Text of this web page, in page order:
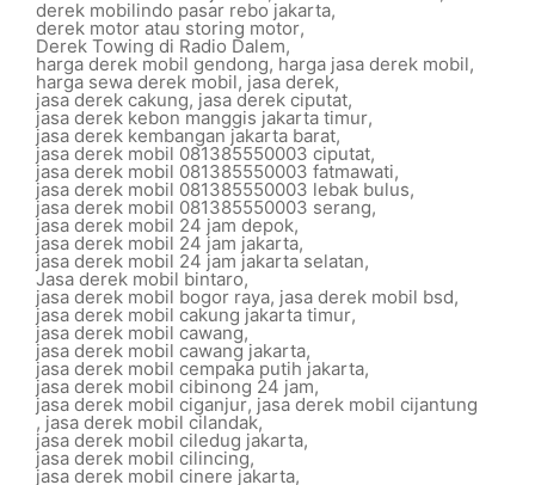
derek mobilindo pasar rebo jakarta,
derek motor atau storing motor,
Derek Towing di Radio Dalem,
harga derek mobil gendong, harga jasa derek mobil,
harga sewa derek mobil, jasa derek,
jasa derek cakung, jasa derek ciputat,
jasa derek kebon manggis jakarta timur,
jasa derek kembangan jakarta barat,
jasa derek mobil 081385550003 ciputat,
jasa derek mobil 081385550003 fatmawati,
jasa derek mobil 081385550003 lebak bulus,
jasa derek mobil 081385550003 serang,
jasa derek mobil 24 jam depok,
jasa derek mobil 24 jam jakarta,
jasa derek mobil 24 jam jakarta selatan,
Jasa derek mobil bintaro,
jasa derek mobil bogor raya, jasa derek mobil bsd,
jasa derek mobil cakung jakarta timur,
jasa derek mobil cawang,
jasa derek mobil cawang jakarta,
jasa derek mobil cempaka putih jakarta,
jasa derek mobil cibinong 24 jam,
jasa derek mobil ciganjur, jasa derek mobil cijantung
, jasa derek mobil cilandak,
jasa derek mobil ciledug jakarta,
jasa derek mobil cilincing,
jasa derek mobil cinere jakarta,